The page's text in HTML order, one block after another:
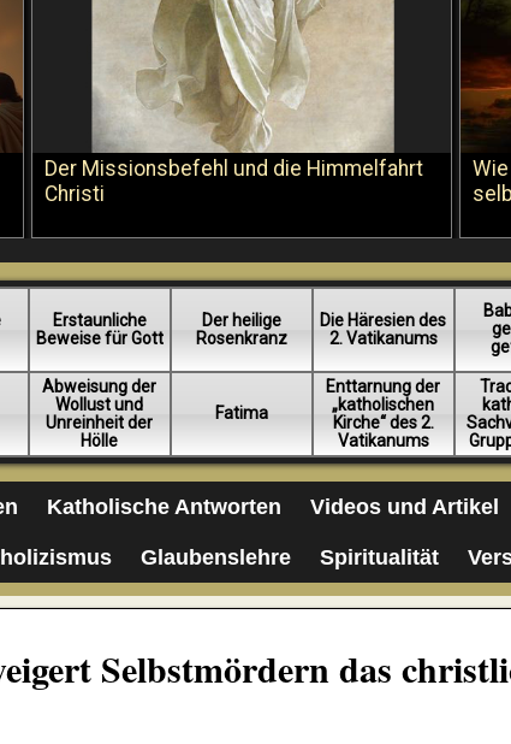
Der Missionsbefehl und die Himmelfahrt
Christi
Erstaunliche
Beweise für Gott
Der heilige
Rosenkranz
Die Häresien des
2. Vatikanums
Abweisung der
Wollust und
Unreinheit der
Hölle
Fatima
Enttarnung der
„katholischen
Kirche“ des 2.
Vatikanums
Katholische Antworten Videos und Artikel
Glaubenslehre Spiritualität
Selbstmördern das